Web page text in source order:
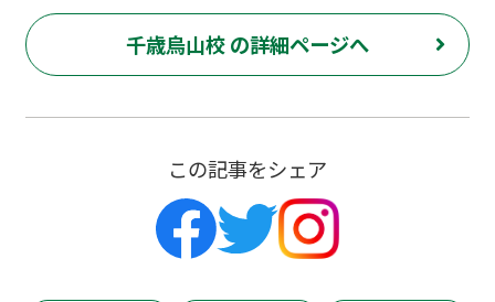
千歳烏山校 の詳細ページへ
この記事をシェア